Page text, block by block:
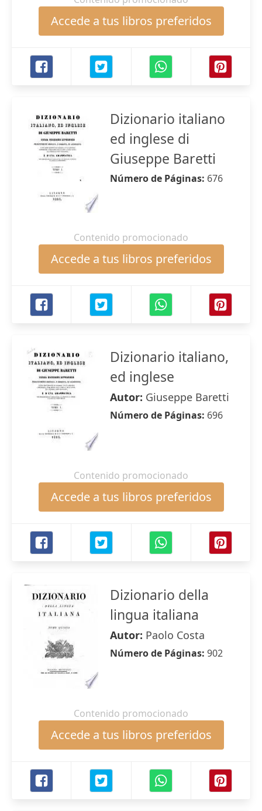
Accede a tus libros preferidos
Dizionario italiano
ed inglese di
Giuseppe Baretti
Número de Páginas: 676
Contenido promocionado
Accede a tus libros preferidos
Dizionario italiano,
ed inglese
Autor: Giuseppe Baretti
Número de Páginas: 696
Contenido promocionado
Accede a tus libros preferidos
Dizionario della
lingua italiana
Autor: Paolo Costa
Número de Páginas: 902
Contenido promocionado
Accede a tus libros preferidos